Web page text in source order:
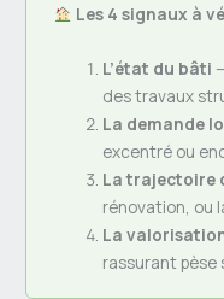
Les 4 signaux à
L’état du bâti
des travaux
La demande
excentré ou
La trajectoire
rénovation, ou
La
rassurant pèse